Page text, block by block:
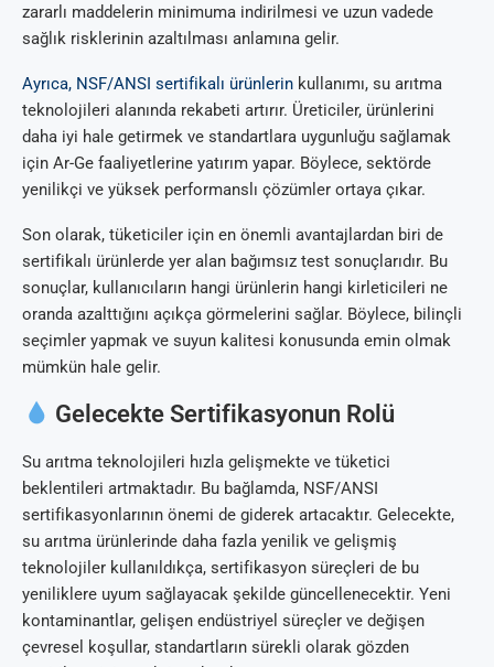
zararlı maddelerin minimuma indirilmesi ve uzun vadede
sağlık risklerinin azaltılması anlamına gelir.
Ayrıca, NSF/ANSI sertifikalı ürünlerin kullanımı, su arıtma
teknolojileri alanında rekabeti artırır. Üreticiler, ürünlerini
daha iyi hale getirmek ve standartlara uygunluğu sağlamak
için Ar-Ge faaliyetlerine yatırım yapar. Böylece, sektörde
yenilikçi ve yüksek performanslı çözümler ortaya çıkar.
Son olarak, tüketiciler için en önemli avantajlardan biri de
sertifikalı ürünlerde yer alan bağımsız test sonuçlarıdır. Bu
sonuçlar, kullanıcıların hangi ürünlerin hangi kirleticileri ne
oranda azalttığını açıkça görmelerini sağlar. Böylece, bilinçli
seçimler yapmak ve suyun kalitesi konusunda emin olmak
mümkün hale gelir.
Gelecekte Sertifikasyonun Rolü
Su arıtma teknolojileri hızla gelişmekte ve tüketici
beklentileri artmaktadır. Bu bağlamda, NSF/ANSI
sertifikasyonlarının önemi de giderek artacaktır. Gelecekte,
su arıtma ürünlerinde daha fazla yenilik ve gelişmiş
teknolojiler kullanıldıkça, sertifikasyon süreçleri de bu
yeniliklere uyum sağlayacak şekilde güncellenecektir. Yeni
kontaminantlar, gelişen endüstriyel süreçler ve değişen
çevresel koşullar, standartların sürekli olarak gözden